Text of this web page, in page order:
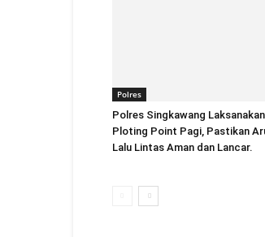
Polres
Polres Singkawang Laksanakan
Ploting Point Pagi, Pastikan
Lalu Lintas Aman dan Lancar.